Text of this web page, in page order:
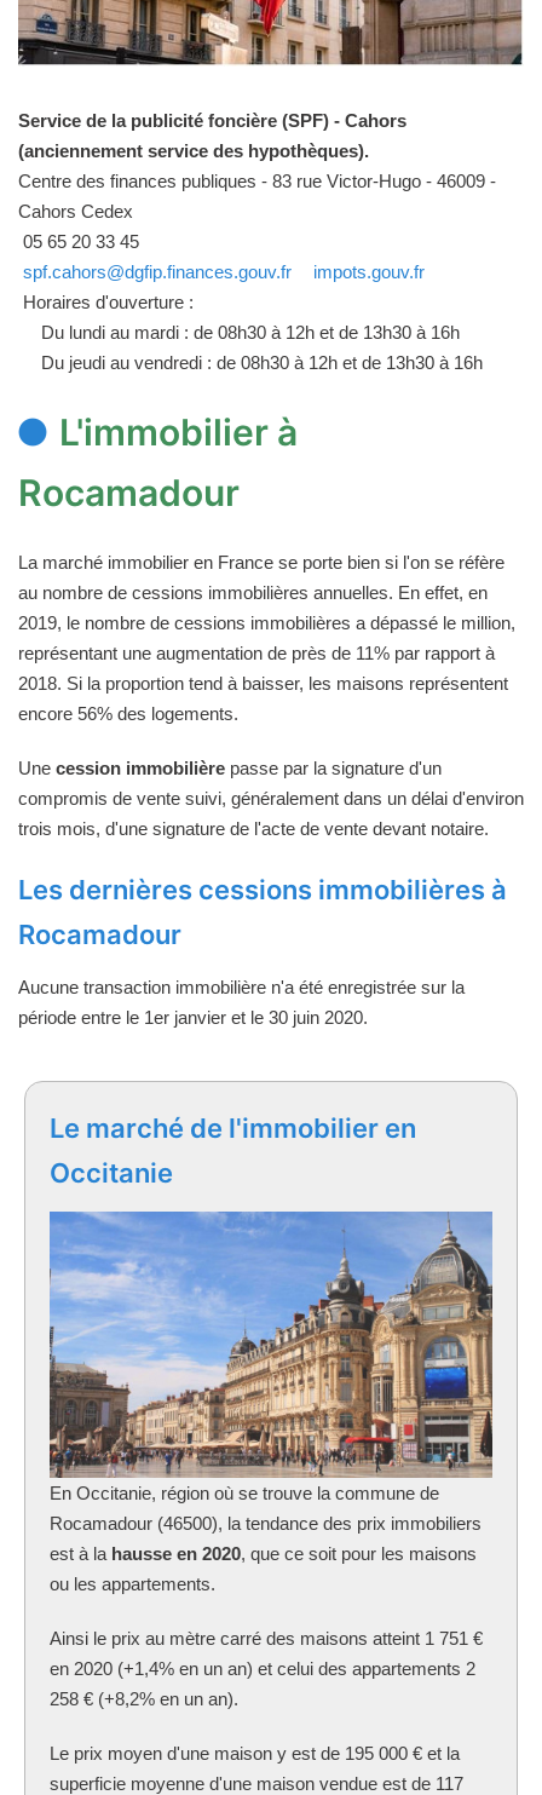
Service de la publicité foncière (SPF) - Cahors
(anciennement service des hypothèques).
Centre des finances publiques - 83 rue Victor-Hugo - 46009 -
Cahors Cedex
05 65 20 33 45
spf.cahors@dgfip.finances.gouv.fr
impots.gouv.fr
Horaires d'ouverture :
Du lundi au mardi : de 08h30 à 12h et de 13h30 à 16h
Du jeudi au vendredi : de 08h30 à 12h et de 13h30 à 16h
L'immobilier à
Rocamadour
La marché immobilier en France se porte bien si l'on se réfère
au nombre de cessions immobilières annuelles. En effet, en
2019, le nombre de cessions immobilières a dépassé le million,
représentant une augmentation de près de 11% par rapport à
2018. Si la proportion tend à baisser, les maisons représentent
encore 56% des logements.
Une cession immobilière passe par la signature d'un
compromis de vente suivi, généralement dans un délai d'environ
trois mois, d'une signature de l'acte de vente devant notaire.
Les dernières cessions immobilières à
Rocamadour
Aucune transaction immobilière n'a été enregistrée sur la
période entre le 1er janvier et le 30 juin 2020.
Le marché de l'immobilier en
Occitanie
En Occitanie, région où se trouve la commune de
Rocamadour (46500), la tendance des prix immobiliers
est à la hausse en 2020, que ce soit pour les maisons
ou les appartements.
Ainsi le prix au mètre carré des maisons atteint 1 751 €
en 2020 (+1,4% en un an) et celui des appartements 2
258 € (+8,2% en un an).
Le prix moyen d'une maison y est de 195 000 € et la
superficie moyenne d'une maison vendue est de 117